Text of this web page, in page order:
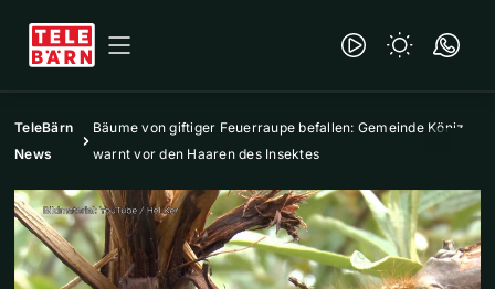
TeleBärn
News
Bäume von giftiger Feuerraupe befallen: Gemeinde Köniz
warnt vor den Haaren des Insektes